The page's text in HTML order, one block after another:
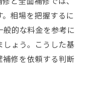
価格相場を知る
適な方法選び
と業者選定
価格別補修法
相場を把握するに
的な料金を参考に
ょう。こうした基
修を依頼する判断